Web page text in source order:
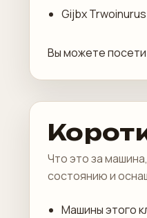
Gijbx
Вы можете
Что это за
состоянию и
Машины этого